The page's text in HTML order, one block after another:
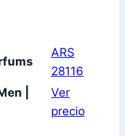
ARS
28116
|
Ver
precio